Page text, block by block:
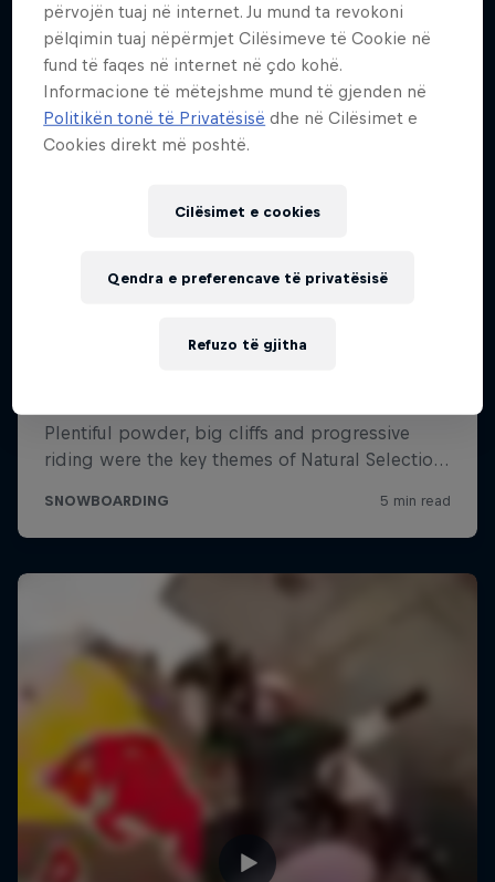
përvojën tuaj në internet. Ju mund ta revokoni
pëlqimin tuaj nëpërmjet Cilësimeve të Cookie në
fund të faqes në internet në çdo kohë.
Informacione të mëtejshme mund të gjenden në
Politikën tonë të Privatësisë dhe në Cilësimet e
Cookies direkt më poshtë.
Cilësimet e cookies
Refuzo të gjitha
Qendra e preferencave të privatësisë